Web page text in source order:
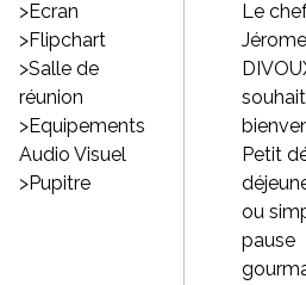
>Ecran
>Flipchart
>Salle de
réunion
>Equipements
Audio Visuel
>Pupitre
Le
Jérome
Petit
ou
pause